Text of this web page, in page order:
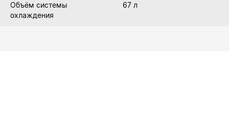
Объём системы
охлаждения
67 л